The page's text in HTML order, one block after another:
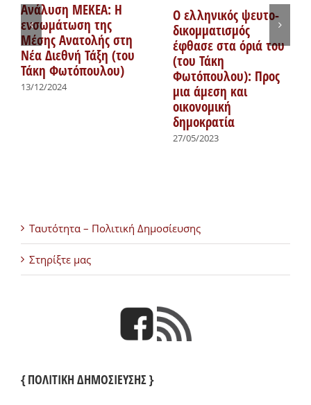
Ανάλυση ΜΕΚΕΑ: Η
ενσωμάτωση της
Μέσης Ανατολής στη
Νέα Διεθνή Τάξη (του
Τάκη Φωτόπουλου)
13/12/2024
Ο ελληνικός ψευτο-
δικομματισμός
έφθασε στα όριά του
(του Τάκη
Φωτόπουλου): Προς
μια άμεση και
οικονομική
δημοκρατία
27/05/2023
Ταυτότητα – Πολιτική Δημοσίευσης
Στηρίξτε μας
{ ΠΟΛΙΤΙΚΗ ΔΗΜΟΣΙΕΥΣΗΣ }